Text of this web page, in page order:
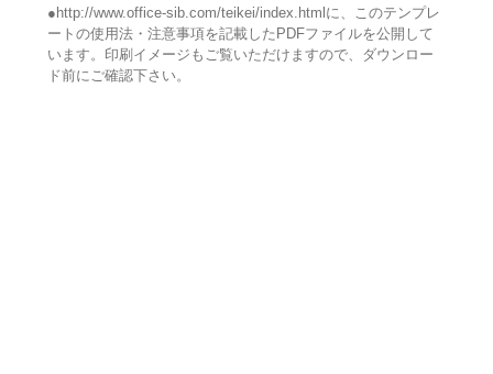
●http://www.office-sib.com/teikei/index.htmlに、このテンプレ
ートの使用法・注意事項を記載したPDFファイルを公開して
います。印刷イメージもご覧いただけますので、ダウンロー
ド前にご確認下さい。